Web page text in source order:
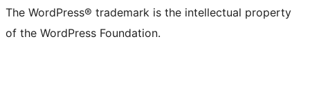
The WordPress® trademark is the intellectual property
of the WordPress Foundation.